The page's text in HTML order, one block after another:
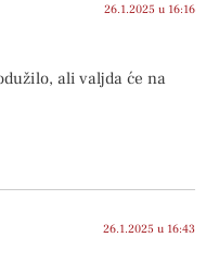
26.1.2025 u 16:16
ali valjda će na
26.1.2025 u 16:43